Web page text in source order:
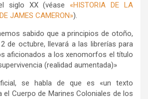
siglo XX (véase «HISTORIA DE LA
JAMES CAMERON»).
sabido que a principios de otoño,
de octubre, llevará a las librerías para
aficionados a los xenomorfos el título
(realidad aumentada)»
se habla de que es «un texto
el Cuerpo de Marines Coloniales de los